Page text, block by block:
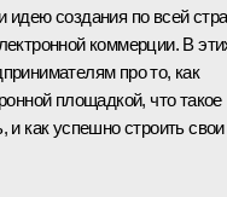
создания по всей
коммерции. В
про то, как
площадкой, что такое
и как успешно строить свои